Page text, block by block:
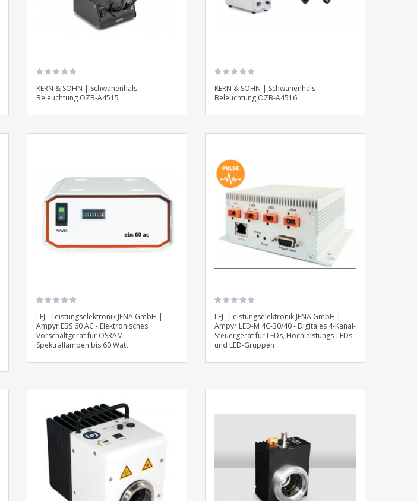
KERN & SOHN | Schwanenhals-
Beleuchtung OZB-A4515
KERN & SOHN | Schwanenhals-
Beleuchtung OZB-A4516
LEJ - Leistungselektronik JENA GmbH |
Ampyr EBS 60 AC - Elektronisches
Vorschaltgerät für OSRAM-
Spektrallampen bis 60 Watt
LEJ - Leistungselektronik JENA GmbH |
Ampyr LED-M 4C-30/40 - Digitales 4-Kanal-
Steuergerät für LEDs, Hochleistungs-LEDs
und LED-Gruppen